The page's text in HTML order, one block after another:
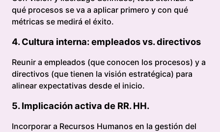
qué procesos se va a aplicar primero y con qué
métricas se medirá el éxito.
4. Cultura interna: empleados vs. directivos
Reunir a empleados (que conocen los procesos) y a
directivos (que tienen la visión estratégica) para
alinear expectativas desde el inicio.
5. Implicación activa de RR. HH.
Incorporar a Recursos Humanos en la gestión del